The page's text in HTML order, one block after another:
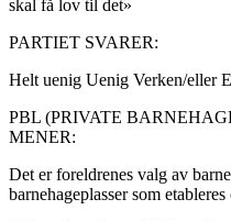
skal få lov til det»
PARTIET SVARER:
Helt uenig Uenig Verken/eller
PBL (PRIVATE
MENER:
Det er foreldrenes valg av
barnehageplasser som